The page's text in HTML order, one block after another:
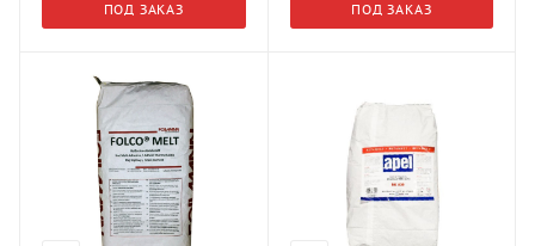
ПОД ЗАКАЗ ПОД ЗАКАЗ